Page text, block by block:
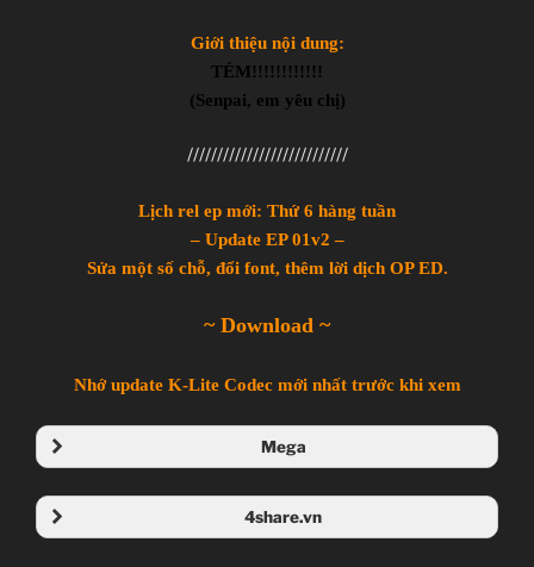
Giới thiệu nội dung:
TÉM!!!!!!!!!!!!
(Senpai, em yêu chị)
///////////////////////////
Lịch rel ep mới: Thứ 6 hàng tuần
– Update EP 01v2 –
Sửa một số chỗ, đổi font, thêm lời dịch OP ED.
~ Download ~
Nhớ update K-Lite Codec mới nhất trước khi xem
Mega
4share.vn